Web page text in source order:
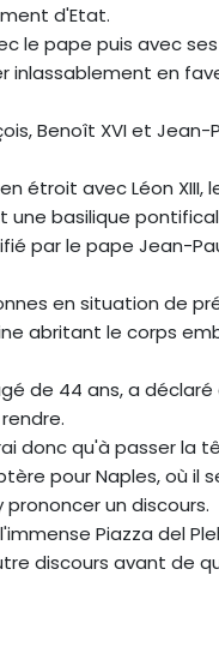
d'Etat.
le pape puis avec
en
Benoît XVI et Jean-
étroit avec Léon XIII,
basilique
par le pape Jean-
en situation de
abritant le corps
de 44 ans, a
donc qu'à passer la
pour Naples, où
un discours.
Piazza del
discours avant de